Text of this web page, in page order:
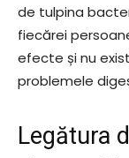
de tulpina
fiecărei
efecte și nu
problemele
Legătura